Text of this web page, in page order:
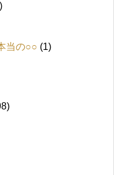
当の○○ (1)